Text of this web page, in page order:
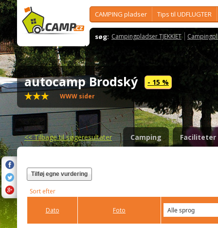
CAMPING pladser Tips til UDFLUGTER
søg: Campingpladser TJEKKIET
autocamp Brodský - 15 %
WWW sider
<<Tilbage til søgeresultater Camping Faciliteter
Tilføj egne vurdering
Sort efter
Dato Foto